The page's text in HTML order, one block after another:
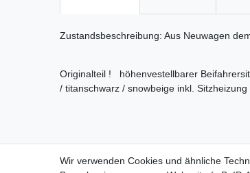
Zustandsbeschreibung: Aus Neuwagen
Originalteil ! höhenvestellbarer
/ titanschwarz / snowbeige inkl.
Wir verwenden Cookies und ähnliche